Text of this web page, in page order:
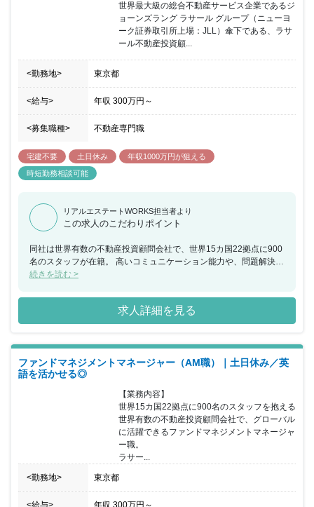
世界最大級の総合不動産サービス企業であるジ
ョーンズラング ラサール グループ（ニューヨ
ーク証券取引所上場：JLL）傘下である、ラサ
ール不動産投資顧...
<勤務地> 東京都
<給与> 年収 300万円 ～
<募集職種> 不動産専門職
宅建不要 土日休み
年収1000万円が狙える
時短勤務相談可能
リアルエステートWORKS担当者より
この求人のこだわりポイント
同社は世界有数の不動産投資顧問会社で、世界15カ国22拠点に900
名のスタッフが在籍。 高いコミュニケーション能力や、問題解決の
ための分析力を存分に発揮できる職場です。 世界をけん引する企業
続きを読む >
求人詳細を見る
ファンドマネジメントマネージャー（AM職）｜土日休み／英
語を活かせる◎
【業務内容】
世界15カ国22拠点に900名のスタッフを抱える
世界有数の不動産投資顧問会社で、グローバル
に活躍できるファンドマネジメントマネージャ
ー職。
ラサー...
<勤務地> 東京都
<給与> 年収 300万円 ～